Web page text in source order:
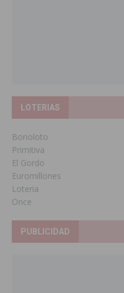
LOTERIAS
Bonoloto
Primitiva
El Gordo
Euromillones
Loteria
Once
PUBLICIDAD